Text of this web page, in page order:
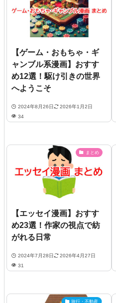
【ゲーム・おもちゃ・ギ
ャンブル系漫画】おすす
め12選！駆け引きの世界
へようこそ
2024年8月26日
2026年1月2日
34
まとめ
【エッセイ漫画】おすす
め23選！作家の視点で紡
がれる日常
2024年7月28日
2026年4月27日
31
旅行・不動産